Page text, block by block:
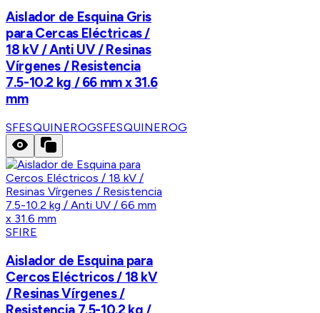
Aislador de Esquina Gris
para Cercas Eléctricas /
18 kV / Anti UV / Resinas
Vírgenes / Resistencia
7.5-10.2 kg / 66 mm x 31.6
mm
SFESQUINEROGSFESQUINEROG
SFIRE
Aislador de Esquina para
Cercos Eléctricos / 18 kV
/ Resinas Vírgenes /
Resistencia 7.5-10.2 kg /